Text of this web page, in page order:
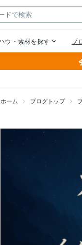
ホーム ブログトップ